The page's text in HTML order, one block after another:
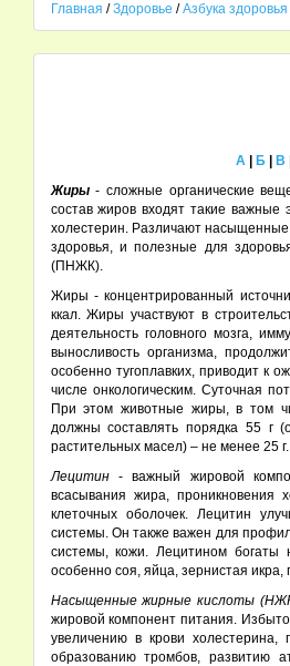
Главная /Здоровье /Азбука здоровья
А Б В
Жиры- сложные органические
состав жиров входят такие
холестерин. Различают
здоровья, и полезные для
(ПНЖК).
Жиры - концентрированный
ккал. Жиры участвуют в
деятельность головного мозга,
выносливость организма,
особенно тугоплавких, приводит к
числе онкологическим. Суточная
При этом животные жиры, в том
должны составлять порядка 55 г
растительных масел) – не менее 25 г.
Лецитин- важный жировой
всасывания жира, проникновения
клеточных оболочек. Лецитин
системы. Он также важен для
системы, кожи. Лецитином богаты
особенно соя, яйца, зернистая икра,
Насыщенные жирные кислоты
жировой компонент питания.
увеличению в крови холестерина,
образованию тромбов, развитию